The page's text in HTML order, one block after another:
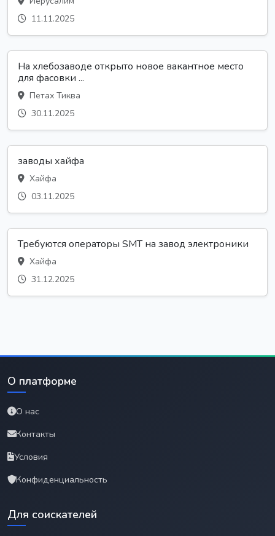
11.11.2025
На хлебозаводе открыто новое вакантное место
для фасовки ...
Петах Тиква
30.11.2025
заводы хайфа
Хайфа
03.11.2025
Требуются операторы SMT на завод электроники
Хайфа
31.12.2025
О платформе
О нас
Контакты
Условия
Конфиденциальность
Для соискателей